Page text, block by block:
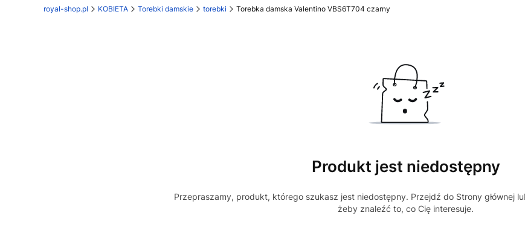
royal-shop.pl KOBIETA Torebki damskie torebki Torebka damska Valentino VBS6T704 czarny
Produkt jest niedostępny
Przepraszamy, produkt, którego szukasz jest niedostępny. Przejdź do Strony głównej
żeby znaleźć to, co Cię interesuje.